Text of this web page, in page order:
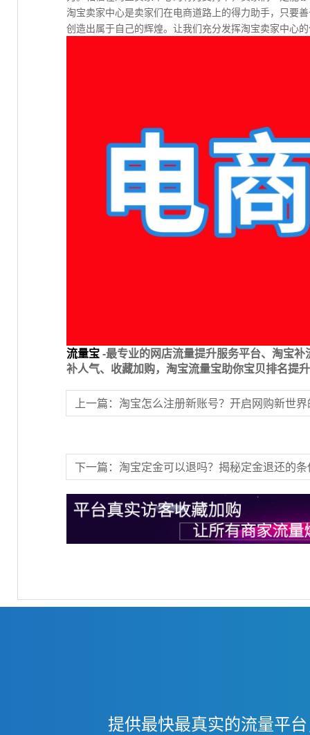
淘宝卖家中心是卖家们在电商道路上的得力助手，只要
创造出属于自己的辉煌。让我们充分发挥淘宝卖家中心
流量宝-最专业的网店流量提升服务平台、淘宝
补人气、收藏加购，淘宝流量宝助你宝贝排名提
上一篇：淘宝怎么注册新账号？开启网购新世
下一篇：​淘宝定金可以退吗？揭秘定金退还的
提供最快最真实的流量平